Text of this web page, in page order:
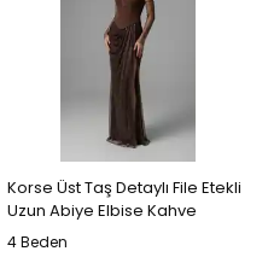
Korse Üst Taş Detaylı File Etekli
Uzun Abiye Elbise Kahve
4 Beden